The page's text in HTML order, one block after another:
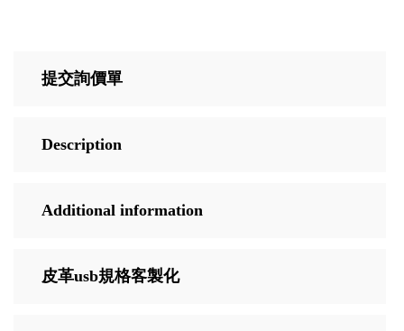
提交詢價單
Description
Additional information
皮革usb規格客製化